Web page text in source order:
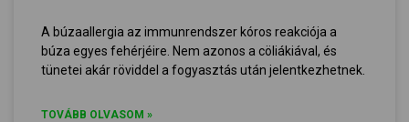
A búzaallergia az immunrendszer kóros reakciója a
búza egyes fehérjéire. Nem azonos a cöliákiával, és
tünetei akár röviddel a fogyasztás után jelentkezhetnek.
TOVÁBB OLVASOM »